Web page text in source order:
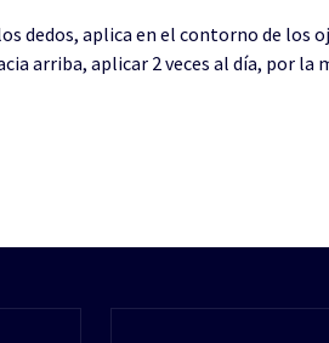
dedos, aplica en el contorno de los
arriba, aplicar 2 veces al día, por la